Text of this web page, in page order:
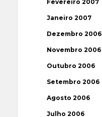
Fevereiro 2007
Janeiro 2007
Dezembro 2006
Novembro 2006
Outubro 2006
Setembro 2006
Agosto 2006
Julho 2006